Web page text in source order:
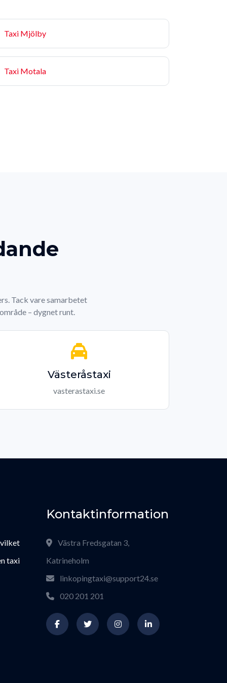
Taxi Mjölby
Taxi Motala
Tack vare samarbetet
– dygnet runt.
Västeråstaxi
vasterastaxi.se
taxi
Kontaktinformation
Västra Fredsgatan 3,
Katrineholm
linkopingtaxi@support24.se
020 201 201